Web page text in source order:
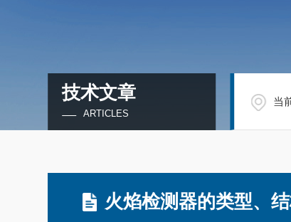
技术文章
ARTICLES
当
火焰检测器的类型、